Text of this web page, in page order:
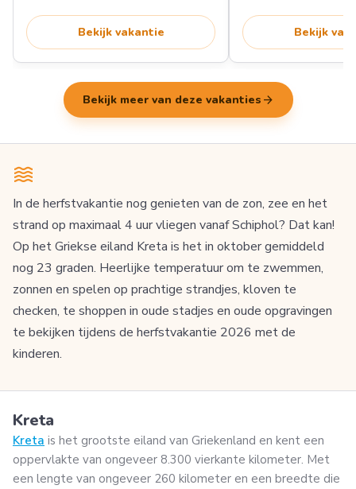
Bekijk vakantie Bekijk
Bekijk meer van deze vakanties arrow_forward
In de herfstvakantie nog genieten van de zon, zee en het
strand op maximaal 4 uur vliegen vanaf Schiphol? Dat kan!
Op het Griekse eiland Kreta is het in oktober gemiddeld
nog 23 graden. Heerlijke temperatuur om te zwemmen,
zonnen en spelen op prachtige strandjes, kloven te
checken, te shoppen in oude stadjes en oude opgravingen
te bekijken tijdens de herfstvakantie 2026 met de
kinderen.
Kreta
Kreta is het grootste eiland van Griekenland en kent een
oppervlakte van ongeveer 8.300 vierkante kilometer. Met
een lengte van ongeveer 260 kilometer en een breedte die